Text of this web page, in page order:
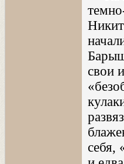
свои
себя,